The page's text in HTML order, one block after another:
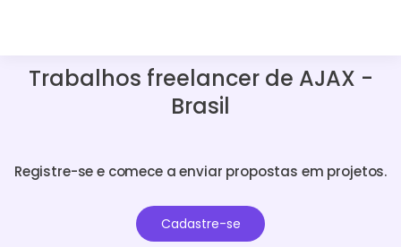
Trabalhos freelancer de AJAX -
Brasil
Registre-se e comece a enviar propostas em projetos.
Cadastre-se